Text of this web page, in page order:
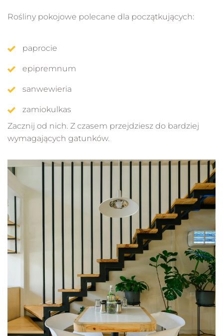
Rośliny pokojowe polecane dla początkujących:
paprocie
epipremnum
sanwewieria
zamiokulkas
Zacznij od nich. Z czasem przejdziesz do bardziej
wymagających gatunków.